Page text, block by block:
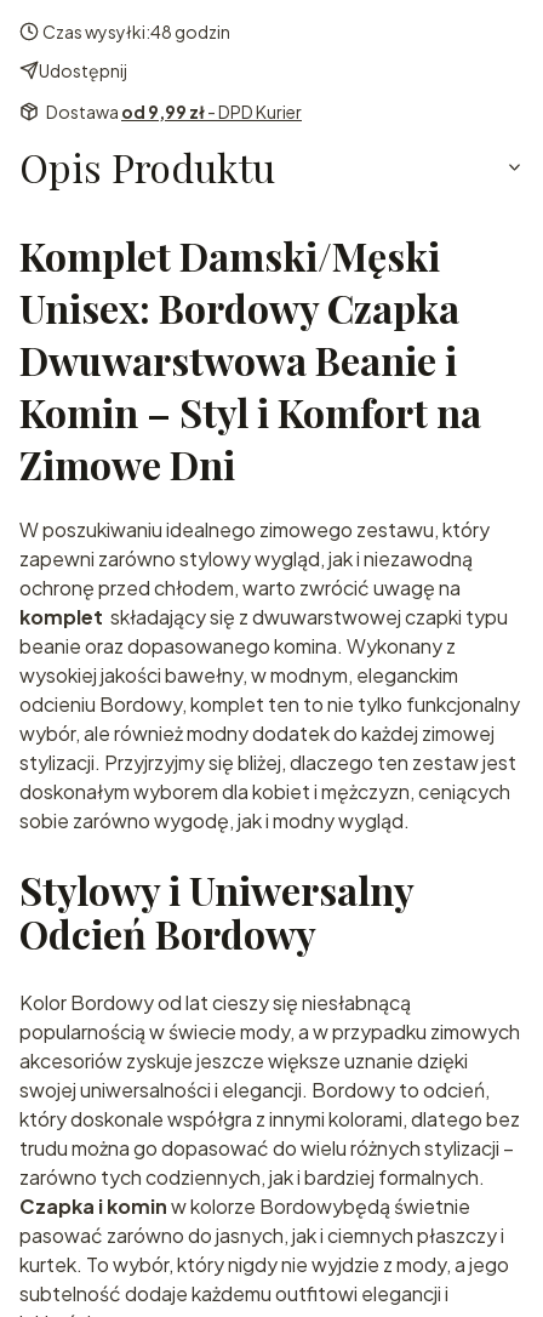
Czas wysyłki:48 godzin
Udostępnij
Dostawa od 9,99 zł- DPD Kurier
Opis Produktu
Komplet Damski/Męski
Unisex: Bordowy Czapka
Dwuwarstwowa Beanie i
Komin – Styl i Komfort na
Zimowe Dni
W poszukiwaniu idealnego zimowego zestawu, który
zapewni zarówno stylowy wygląd, jak i niezawodną
ochronę przed chłodem, warto zwrócić uwagę na
komplet składający się z dwuwarstwowej czapki typu
beanie oraz dopasowanego komina. Wykonany z
wysokiej jakości bawełny, w modnym, eleganckim
odcieniu Bordowy, komplet ten to nie tylko funkcjonalny
wybór, ale również modny dodatek do każdej zimowej
stylizacji. Przyjrzyjmy się bliżej, dlaczego ten zestaw jest
doskonałym wyborem dla kobiet i mężczyzn, ceniących
sobie zarówno wygodę, jak i modny wygląd.
Stylowy i Uniwersalny
Odcień Bordowy
Kolor Bordowy od lat cieszy się niesłabnącą
popularnością w świecie mody, a w przypadku zimowych
akcesoriów zyskuje jeszcze większe uznanie dzięki
swojej uniwersalności i elegancji. Bordowy to odcień,
który doskonale współgra z innymi kolorami, dlatego bez
trudu można go dopasować do wielu różnych stylizacji –
zarówno tych codziennych, jak i bardziej formalnych.
Czapka i kominw kolorze Bordowybędą świetnie
pasować zarówno do jasnych, jak i ciemnych płaszczy i
kurtek. To wybór, który nigdy nie wyjdzie z mody, a jego
subtelność dodaje każdemu outfitowi elegancji i